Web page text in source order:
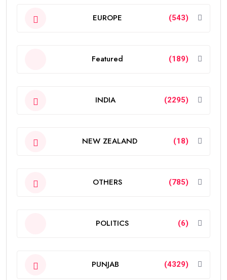
EUROPE (543)
Featured (189)
INDIA (2295)
NEW ZEALAND (18)
OTHERS (785)
POLITICS (6)
PUNJAB (4329)